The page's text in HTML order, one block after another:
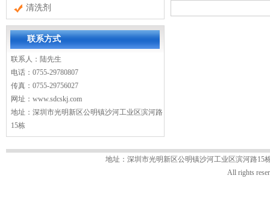
清洗剂
联系方式
联系人：陆先生
电话：0755-29780807
传真：0755-29756027
网址： www.sdcskj.com
地址：深圳市光明新区公明镇沙河工业区滨河路
15栋
地址：深圳市光明新区公明镇沙河工业区滨河路15
All rights